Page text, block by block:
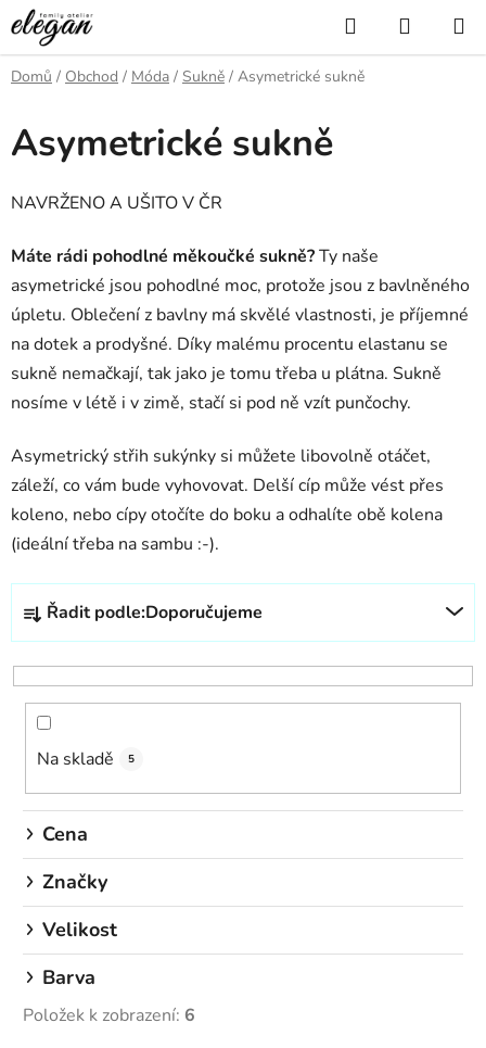
Přejít
na
obsah
Hledat
KOŠÍK
Domů / Obchod / Móda / Sukně / Asymetrické sukně
Asymetrické sukně
NAVRŽENO A UŠITO V ČR
Máte rádi pohodlné měkoučké sukně?Ty naše
asymetrické jsou pohodlné moc, protože jsou z bavlněného
úpletu. Oblečení z bavlny má skvělé vlastnosti, je příjemné
na dotek a prodyšné. Díky malému procentu elastanu se
sukně nemačkají, tak jako je tomu třeba u plátna. Sukně
nosíme v létě i v zimě, stačí si pod ně vzít punčochy.
Asymetrický střih sukýnky si můžete libovolně otáčet,
záleží, co vám bude vyhovovat. Delší cíp může vést přes
koleno, nebo cípy otočíte do boku a odhalíte obě kolena
(ideální třeba na sambu :-).
Ř
z
e
o
d
k
ů
Řadit podle:Doporučujeme
Na skladě 5
Cena
Značky
Velikost
Barva
Položek k zobrazení: 6